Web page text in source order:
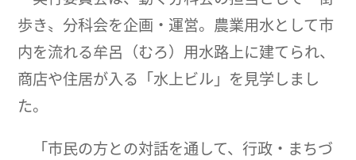
歩き〟分科会を企画・運営。農業用水として市
内を流れる牟呂（むろ）用水路上に建てられ、
商店や住居が入る「水上ビル」を見学しまし
た。
「市民の方との対話を通して、行政・まちづ